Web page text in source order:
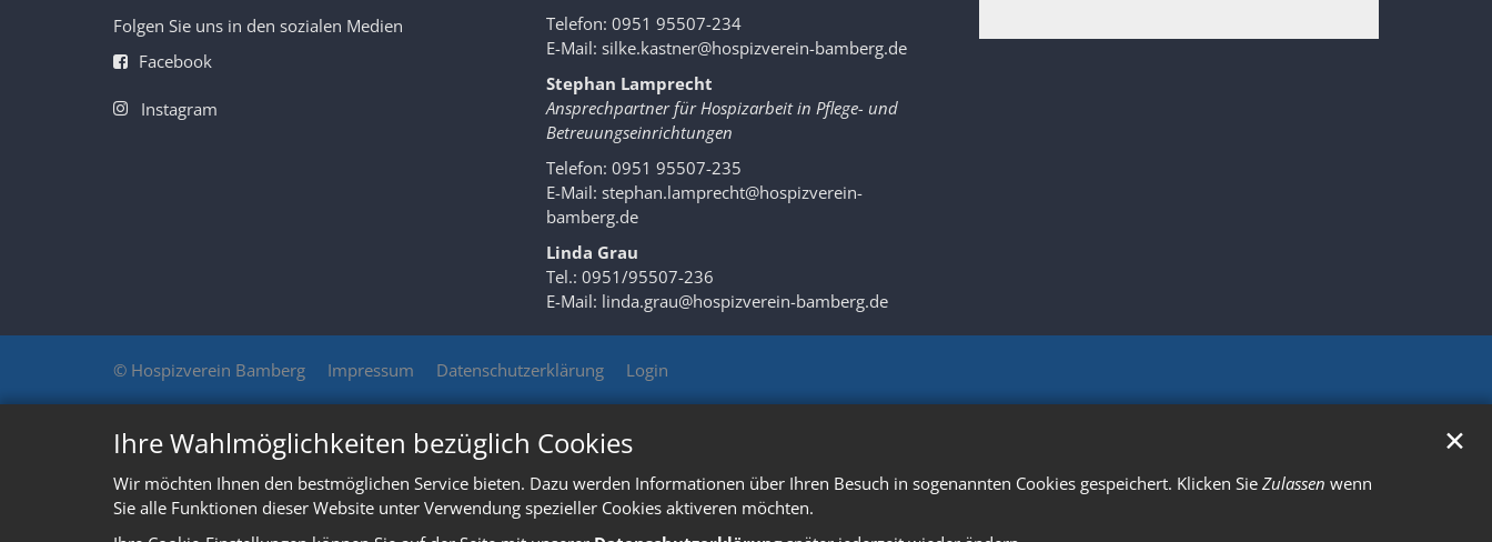
Ihre Wahlmöglichkeiten bezüglich Cookies
Wir möchten Ihnen den bestmöglichen Service bieten. Dazu werden Informationen über Ihren Besuch in sogenannten Cookies gespeichert. Klicken Sie Zulassen wenn
Sie alle Funktionen dieser Website unter Verwendung spezieller Cookies aktiveren möchten.
✕
Folgen Sie uns in den sozialen Medien
Facebook
Instagram
Telefon: 0951 95507-234
E-Mail: silke.kastner@hospizverein-bamberg.de
Stephan Lamprecht
Ansprechpartner für Hospizarbeit in Pflege- und
Betreuungseinrichtungen
Telefon: 0951 95507-235
E-Mail: stephan.lamprecht@hospizverein-
bamberg.de
Linda Grau
Tel.: 0951/95507-236
E-Mail: linda.grau@hospizverein-bamberg.de
© Hospizverein Bamberg Impressum Datenschutzerklärung Login